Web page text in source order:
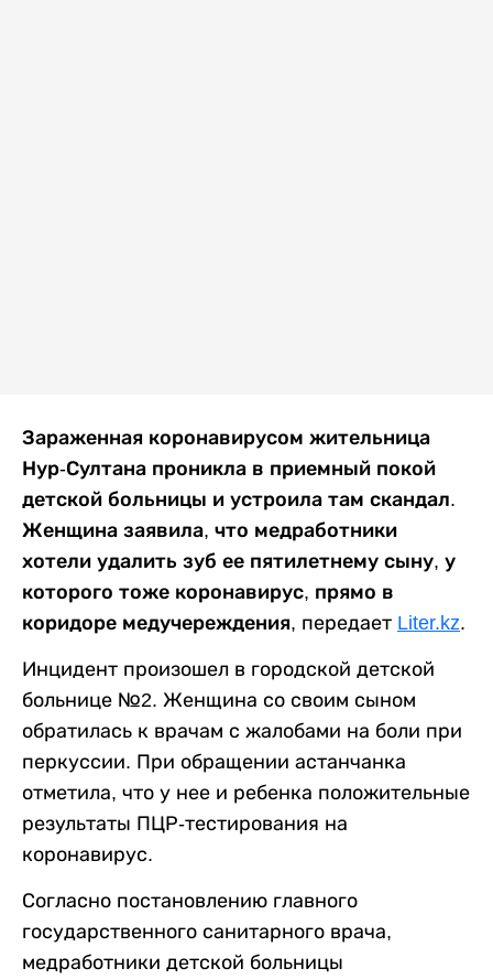
Зараженная коронавирусом жительница
Нур-Султана проникла в приемный покой
детской больницы и устроила там скандал.
Женщина заявила, что медработники
хотели удалить зуб ее пятилетнему сыну, у
которого тоже коронавирус, прямо в
коридоре медучереждения, передает Liter.kz.
Инцидент произошел в городской детской
больнице №2. Женщина со своим сыном
обратилась к врачам с жалобами на боли при
перкуссии. При обращении астанчанка
отметила, что у нее и ребенка положительные
результаты ПЦР-тестирования на
коронавирус.
Согласно постановлению главного
государственного санитарного врача,
медработники детской больницы